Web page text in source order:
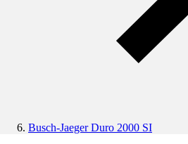
Busch-Jaeger Duro 2000 SI